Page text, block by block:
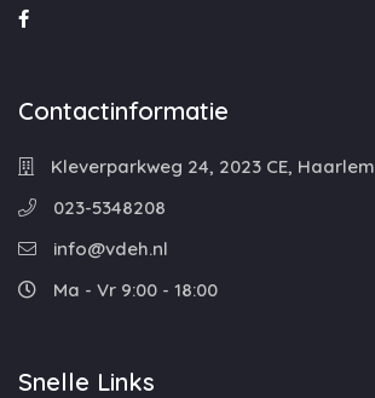
Contactinformatie
Kleverparkweg 24, 2023 CE, Haarlem
023-5348208
info@vdeh.nl
Ma - Vr 9:00 - 18:00
Snelle Links